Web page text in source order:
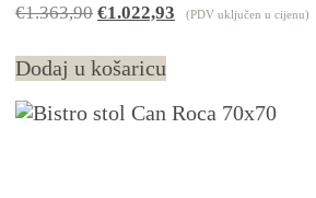
€1.363,90 Izvorna
bila
je:
€1.363,90.
€1.022,93 Trenutna
(PDV uključen u cijenu)
Dodaj u košaricu